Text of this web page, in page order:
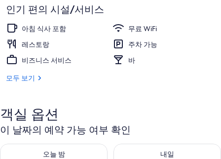
리
더블룸 또는 트윈룸 | 책상, 다리미/다
기
인기 편의 시설/서비스
아침 식사 포함
무료 WiFi
레스토랑
주차 가능
비즈니스 서비스
바
모두 보기
객실 옵션
이 날짜의 예약 가능 여부 확인
오늘 밤
오늘 밤 예약 가능 여부 확인, 8월 7 - 8월 8
내일
내일 예약 가능 여부 확인, 8월